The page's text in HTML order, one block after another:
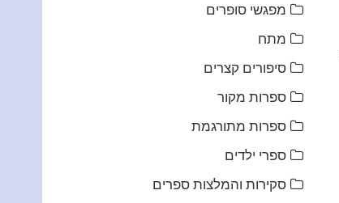
מפגשי סופרים
מתח
סיפורים קצרים
ספרות מקור
ספרות מתורגמת
ספרי ילדים
סקירות והמלצות ספרים